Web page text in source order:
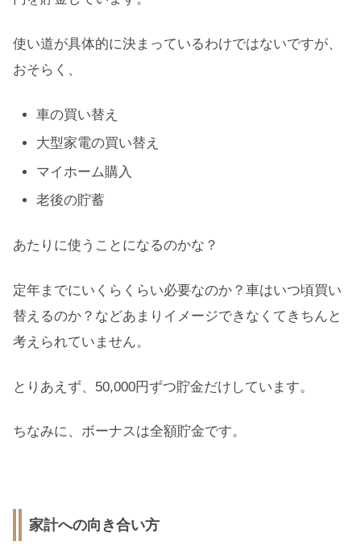
使い道が具体的に決まっているわけではないですが、
おそらく、
車の買い替え
大型家電の買い替え
マイホーム購入
老後の貯蓄
あたりに使うことになるのかな？
定年までにいくらくらい必要なのか？車はいつ頃買い
替えるのか？などあまりイメージできなくてきちんと
考えられていません。
とりあえず、50,000円ずつ貯金だけしています。
ちなみに、ボーナスは全額貯金です。
家計への向き合い方